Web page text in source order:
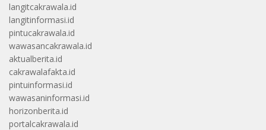
langitcakrawala.id
langitinformasi.id
pintucakrawala.id
wawasancakrawala.id
aktualberita.id
cakrawalafakta.id
pintuinformasi.id
wawasaninformasi.id
horizonberita.id
portalcakrawala.id